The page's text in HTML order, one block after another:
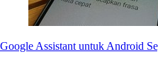
Google Assistant untuk Android